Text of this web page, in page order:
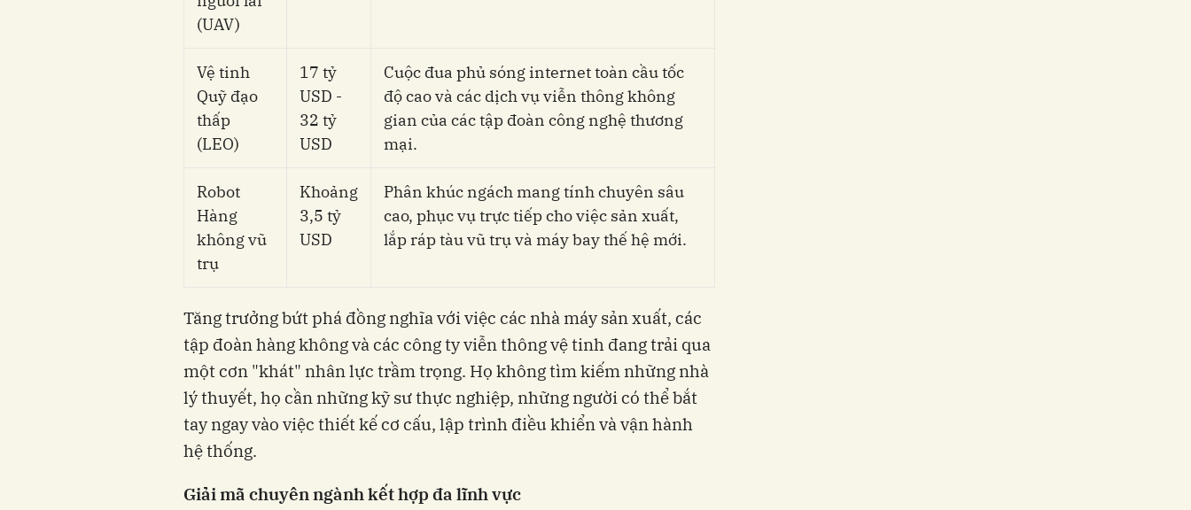
(UAV)
Vệ tinh
Quỹ đạo
thấp
(LEO)
17 tỷ
USD -
32 tỷ
USD
Cuộc đua phủ sóng internet toàn cầu tốc
độ cao và các dịch vụ viễn thông không
gian của các tập đoàn công nghệ thương
mại.
Robot
Hàng
không vũ
trụ
Khoảng
3,5 tỷ
USD
Phân khúc ngách mang tính chuyên sâu
cao, phục vụ trực tiếp cho việc sản xuất,
lắp ráp tàu vũ trụ và máy bay thế hệ mới.
Tăng trưởng bứt phá đồng nghĩa với việc các nhà máy sản xuất, các
tập đoàn hàng không và các công ty viễn thông vệ tinh đang trải qua
một cơn "khát" nhân lực trầm trọng. Họ không tìm kiếm những nhà
lý thuyết, họ cần những kỹ sư thực nghiệp, những người có thể bắt
tay ngay vào việc thiết kế cơ cấu, lập trình điều khiển và vận hành
hệ thống.
Giải mã chuyên ngành kết hợp đa lĩnh vực